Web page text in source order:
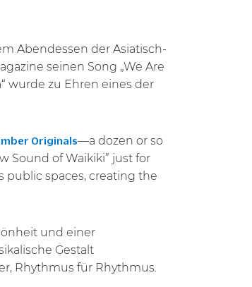
Abendessen der Asiatisch-
seinen Song „We Are
wurde zu Ehren eines der
Originals—a dozen or so
Sound of Waikiki” just for
public spaces, creating the
und einer
Gestalt
Rhythmus für Rhythmus.